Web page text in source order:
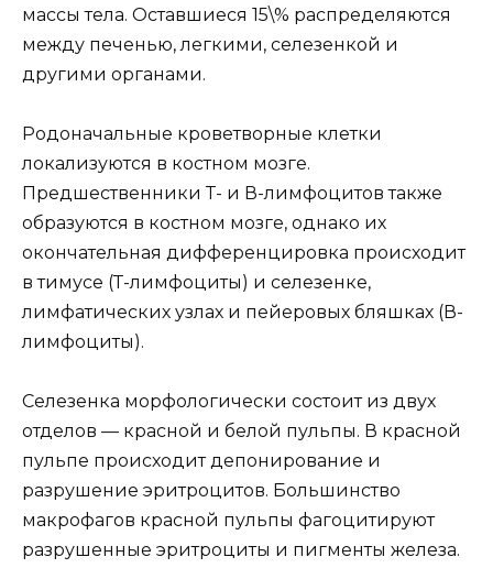
массы тела. Оставшиеся 15\% распределяются
между печенью, легкими, селезенкой и
другими органами.
Родоначальные кроветворные клетки
локализуются в костном мозге.
Предшественники Т- и В-лимфоцитов также
образуются в костном мозге, однако их
окончательная дифференцировка происходит
в тимусе (Т-лимфоциты) и селезенке,
лимфатических узлах и пейеровых бляшках (В-
лимфоциты).
Селезенка морфологически состоит из двух
отделов — красной и белой пульпы. В красной
пульпе происходит депонирование и
разрушение эритроцитов. Большинство
макрофагов красной пульпы фагоцитируют
разрушенные эритроциты и пигменты железа.